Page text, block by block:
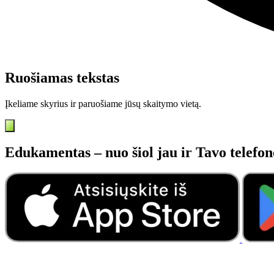
Ruošiamas tekstas
Įkeliame skyrius ir paruošiame jūsų skaitymo vietą.
Edukamentas – nuo šiol jau ir Tavo